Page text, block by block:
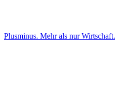
Plusminus. Mehr als nur Wirtschaft.